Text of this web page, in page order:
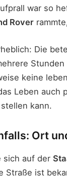
war so
Rover
Die
keine
Leben auch
kann.
Ort
sich auf der
Straße ist